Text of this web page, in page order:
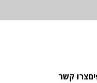
צרו קשר